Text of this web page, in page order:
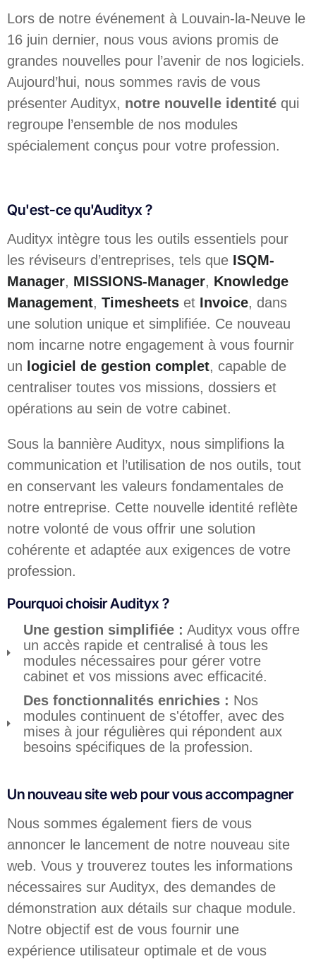
Lors de notre événement à Louvain-la-Neuve le
16 juin dernier, nous vous avions promis de
grandes nouvelles pour l’avenir de nos logiciels.
Aujourd’hui, nous sommes ravis de vous
présenter Audityx, notre nouvelle identité qui
regroupe l’ensemble de nos modules
spécialement conçus pour votre profession.
Qu'est-ce qu'Audityx ?
Audityx intègre tous les outils essentiels pour
les réviseurs d’entreprises, tels que ISQM-
Manager, MISSIONS-Manager, Knowledge
Management, Timesheets et Invoice, dans
une solution unique et simplifiée. Ce nouveau
nom incarne notre engagement à vous fournir
un logiciel de gestion complet, capable de
centraliser toutes vos missions, dossiers et
opérations au sein de votre cabinet.
Sous la bannière Audityx, nous simplifions la
communication et l’utilisation de nos outils, tout
en conservant les valeurs fondamentales de
notre entreprise. Cette nouvelle identité reflète
notre volonté de vous offrir une solution
cohérente et adaptée aux exigences de votre
profession.
Pourquoi choisir Audityx ?
Une gestion simplifiée : Audityx vous offre
un accès rapide et centralisé à tous les
modules nécessaires pour gérer votre
cabinet et vos missions avec efficacité.
Des fonctionnalités enrichies : Nos
modules continuent de s'étoffer, avec des
mises à jour régulières qui répondent aux
besoins spécifiques de la profession.
Un nouveau site web pour vous accompagner
Nous sommes également fiers de vous
annoncer le lancement de notre nouveau site
web. Vous y trouverez toutes les informations
nécessaires sur Audityx, des demandes de
démonstration aux détails sur chaque module.
Notre objectif est de vous fournir une
expérience utilisateur optimale et de vous